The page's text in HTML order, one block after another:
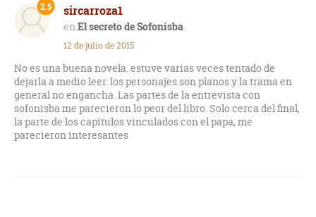
Para pasar unos días leyendo, sin más...
sircarroza1
El secreto de Sofonisba
2.5
12 de julio de 2015
No es una buena novela. estuve varias veces tentado de
dejarla a medio leer. los personajes son planos y la trama en
general no engancha. Las partes de la entrevista con
sofonisba me parecieron lo peor del libro. Solo cerca del final,
la parte de los capítulos vinculados con el papa, me
parecieron interesantes